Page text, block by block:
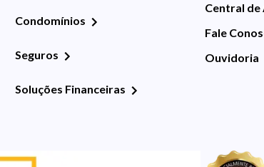
Condomínios
Seguros
Soluções Financeiras
Central de
Fale
Ouvidoria